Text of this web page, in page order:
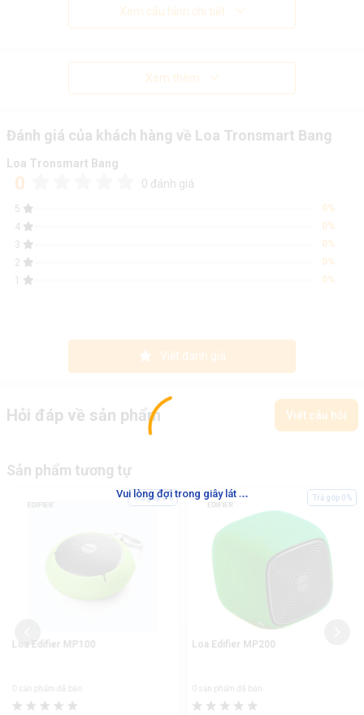
Vui lòng đợi trong giây lát ...
Xem cấu hình chi tiết
Xem thêm
Đánh giá của khách hàng về Loa Tronsmart Bang
Loa Tronsmart Bang
0 0 đánh giá
5
0%
4
0%
3
0%
2
0%
1
0%
Viết đánh giá
Hỏi đáp về sản phẩm Viết câu hỏi
Sản phẩm tương tự
Loa Edifier MP100
0 sản phẩm đã bán
Trả góp 0%
Loa Edifier MP200
0 sản phẩm đã bán
Trả góp 0%